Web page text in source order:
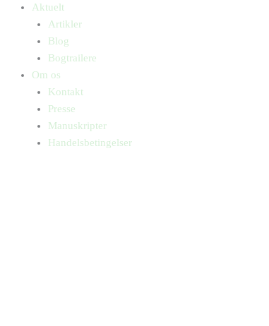
Aktuelt
Artikler
Blog
Bogtrailere
Om os
Kontakt
Presse
Manuskripter
Handelsbetingelser